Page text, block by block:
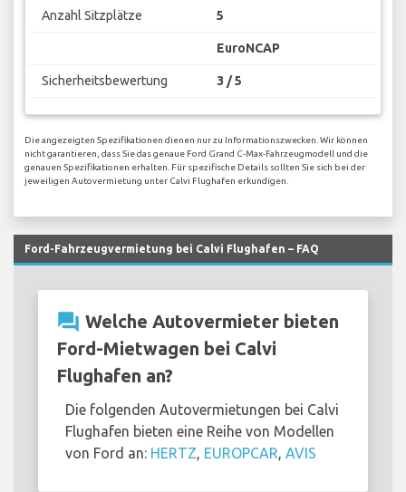
Anzahl Sitzplätze 5
EuroNCAP
Sicherheitsbewertung 3 / 5
Die angezeigten Spezifikationen dienen nur zu Informationszwecken. Wir können
nicht garantieren, dass Sie das genaue Ford Grand C-Max-Fahrzeugmodell und die
genauen Spezifikationen erhalten. Für spezifische Details sollten Sie sich bei der
jeweiligen Autovermietung unter Calvi Flughafen erkundigen.
Ford-Fahrzeugvermietung bei Calvi Flughafen – FAQ
question_answer Welche Autovermieter bieten
Ford-Mietwagen bei Calvi
Flughafen an?
Die folgenden Autovermietungen bei Calvi
Flughafen bieten eine Reihe von Modellen
von Ford an: HERTZ EUROPCAR AVIS